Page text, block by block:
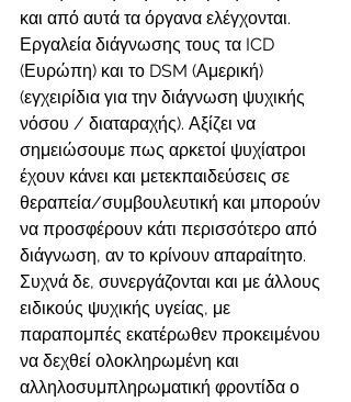
και από αυτά τα όργανα ελέγχονται.
Εργαλεία διάγνωσης τους τα ICD
(Ευρώπη) και το DSM (Αμερική)
(εγχειρίδια για την διάγνωση ψυχικής
νόσου / διαταραχής). Αξίζει να
σημειώσουμε πως αρκετοί ψυχίατροι
έχουν κάνει και μετεκπαιδεύσεις σε
θεραπεία/συμβουλευτική και μπορούν
να προσφέρουν κάτι περισσότερο από
διάγνωση, αν το κρίνουν απαραίτητο.
Συχνά δε, συνεργάζονται και με άλλους
ειδικούς ψυχικής υγείας, με
παραπομπές εκατέρωθεν προκειμένου
να δεχθεί ολοκληρωμένη και
αλληλοσυμπληρωματική φροντίδα ο